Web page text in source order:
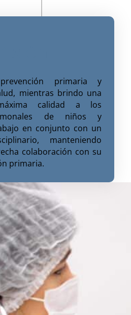
primaria y
mientras brindo una
calidad a los
de niños y
en conjunto con un
manteniendo
colaboración con su
primaria.